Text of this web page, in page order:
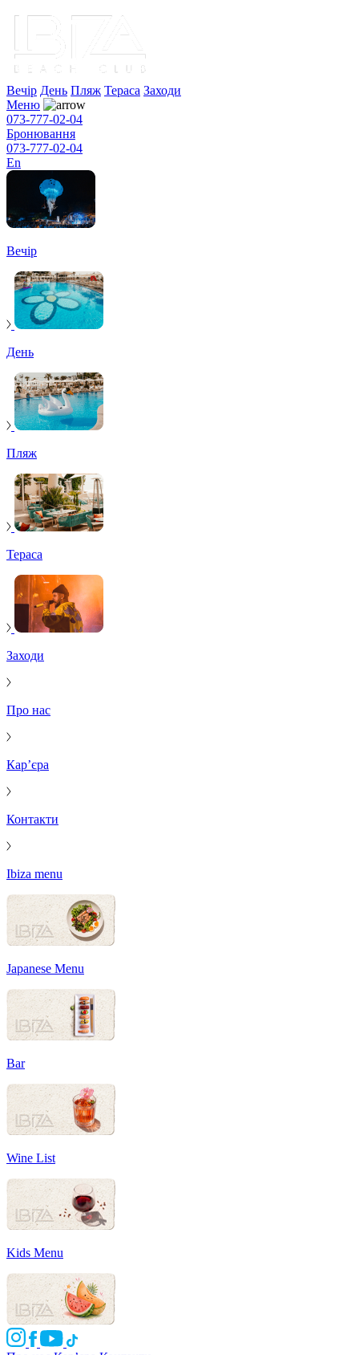
Вечір День Пляж Тераса Заходи
Меню
073-777-02-04
Бронювання
073-777-02-04
En
Вечір
День
Пляж
Тераса
Заходи
Про нас
Кар’єра
Контакти
Ibiza menu
Japanese Menu
Bar
Wine List
Kids Menu